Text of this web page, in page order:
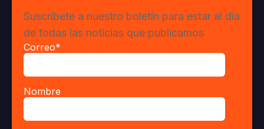
Suscríbete a nuestro boletín para estar al día
de todas las noticias que publicamos
Correo*
Nombre